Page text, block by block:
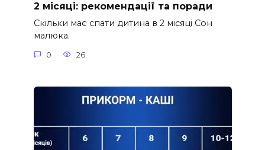
2 місяці: рекомендації та поради
Скільки має спати дитина в 2 місяці Сон
малюка.
0 26